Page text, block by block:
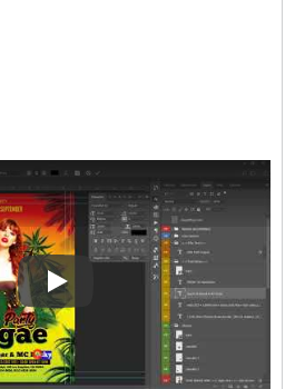
Play: Keynote (Google I/O